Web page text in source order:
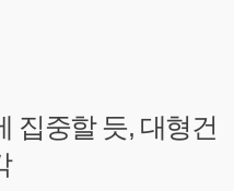
집중할 듯, 대형건